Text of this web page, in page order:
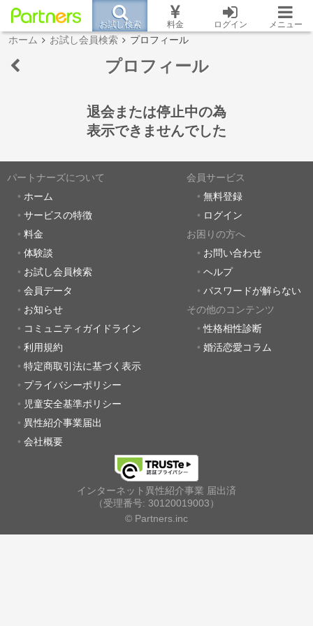
お試し検索 料金 ログイン メニュー
ホーム お試し会員検索 プロフィール
プロフィール
退会または停止中の為
表示できませんでした
パートナーズについて
ホーム
サービスの特徴
料金
体験談
お試し会員検索
会員データ
お知らせ
コミュニティガイドライン
利用規約
特定商取引法に基づく表示
プライバシーポリシー
児童安全基準ポリシー
異性紹介事業届出
会社概要
会員サービス
無料登録
ログイン
お困りの方へ
お問い合わせ
ヘルプ
パスワードが解らない
その他のコンテンツ
性格相性診断
婚活恋愛コラム
インターネット異性紹介事業 届出済
（受理番号: 30120019003）
© Partners.inc